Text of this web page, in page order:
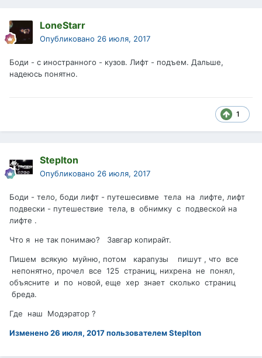
LoneStarr
Опубликовано 26 июля, 2017
Боди - с иностранного - кузов. Лифт - подъем. Дальше,
надеюсь понятно.
1
Steplton
Опубликовано 26 июля, 2017
Боди - тело, боди лифт - путешесивме тела на лифте, лифт
подвески - путешествие тела, в обнимку с подвеской на
лифте .
Что я не так понимаю? Завгар копирайт.
Пишем всякую муйню, потом карапузы пишут , что все
непонятно, прочел все 125 страниц, нихрена не понял,
объясните и по новой, еще хер знает сколько страниц
бреда.
Где наш Модэратор ?
Изменено26 июля, 2017пользователем Steplton